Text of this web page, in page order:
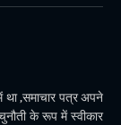
,समाचार पत्र अपने
के रूप में स्वीकार